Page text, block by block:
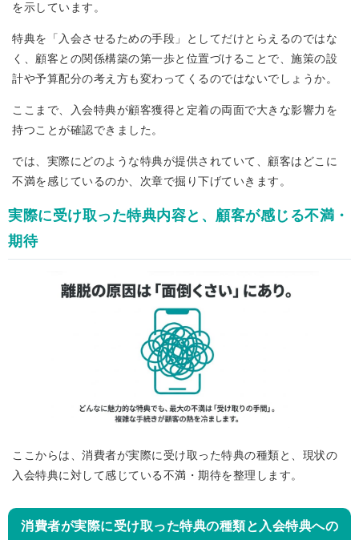
を示しています。
特典を「入会させるための手段」としてだけとらえるのではな
く、顧客との関係構築の第一歩と位置づけることで、施策の設
計や予算配分の考え方も変わってくるのではないでしょうか。
ここまで、入会特典が顧客獲得と定着の両面で大きな影響力を
持つことが確認できました。
では、実際にどのような特典が提供されていて、顧客はどこに
不満を感じているのか、次章で掘り下げていきます。
実際に受け取った特典内容と、顧客が感じる不満・
期待
ここからは、消費者が実際に受け取った特典の種類と、現状の
入会特典に対して感じている不満・期待を整理します。
消費者が実際に受け取った特典の種類と入会特典への